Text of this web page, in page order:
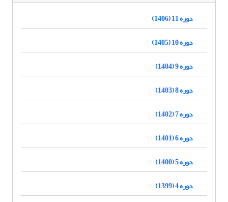
دوره 11 (1406)
دوره 10 (1405)
دوره 9 (1404)
دوره 8 (1403)
دوره 7 (1402)
دوره 6 (1401)
دوره 5 (1400)
دوره 4 (1399)